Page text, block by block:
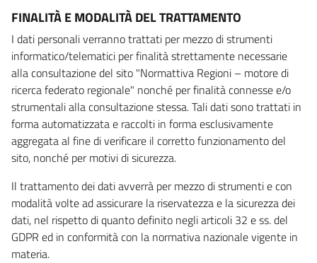
FINALITÀ E MODALITÀ DEL TRATTAMENTO
I dati personali verranno trattati per mezzo di strumenti
informatico/telematici per finalità strettamente necessarie
alla consultazione del sito "Normattiva Regioni – motore di
ricerca federato regionale" nonché per finalità connesse e/o
strumentali alla consultazione stessa. Tali dati sono trattati in
forma automatizzata e raccolti in forma esclusivamente
aggregata al fine di verificare il corretto funzionamento del
sito, nonché per motivi di sicurezza.
Il trattamento dei dati avverrà per mezzo di strumenti e con
modalità volte ad assicurare la riservatezza e la sicurezza dei
dati, nel rispetto di quanto definito negli articoli 32 e ss. del
GDPR ed in conformità con la normativa nazionale vigente in
materia.